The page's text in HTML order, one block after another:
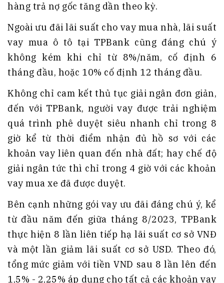
hàng trả nợ gốc tăng dần theo kỳ.
Ngoài ưu đãi lãi suất cho vay mua nhà, lãi suất
vay mua ô tô tại TPBank cũng đáng chú ý
không kém khi chỉ từ 8%/năm, cố định 6
tháng đầu, hoặc 10% cố định 12 tháng đầu.
Không chỉ cam kết thủ tục giải ngân đơn giản,
đến với TPBank, người vay được trải nghiệm
quá trình phê duyệt siêu nhanh chỉ trong 8
giờ kể từ thời điểm nhận đủ hồ sơ với các
khoản vay liên quan đến nhà đất; hay chế độ
giải ngân tức thì chỉ trong 4 giờ với các khoản
vay mua xe đã được duyệt.
Bên cạnh những gói vay ưu đãi đáng chú ý, kể
từ đầu năm đến giữa tháng 8/2023, TPBank
thực hiện 8 lần liên tiếp hạ lãi suất cơ sở VNĐ
và một lần giảm lãi suất cơ sở USD. Theo đó,
tổng mức giảm với tiền VND sau 8 lần lên đến
1,5% - 2,25% áp dụng cho tất cả các khoản vay